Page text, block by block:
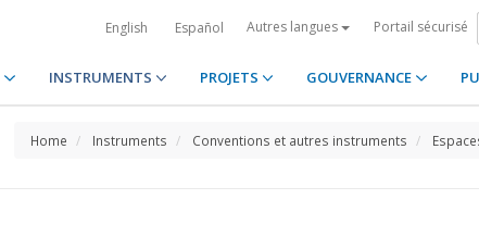
English Español Autres langues Portail sécurisé
INSTRUMENTS PROJETS GOUVERNANCE
Home Instruments Conventions et autres instruments